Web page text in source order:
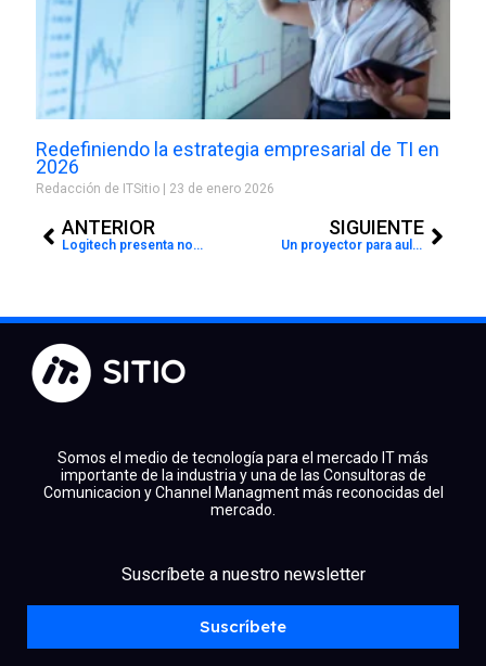
Redefiniendo la estrategia empresarial de TI en
2026
Redacción de ITSitio 23 de enero 2026
ANTERIOR
Logitech presenta novedades para su línea de gaming Logitech G
SIGUIENTE
Un proyector para aulas interactivas
Somos el medio de tecnología para el mercado IT más
importante de la industria y una de las Consultoras de
Comunicacion y Channel Managment más reconocidas del
mercado.
Suscríbete a nuestro newsletter
Suscríbete
linkedinyoutubeinstagram
spotify